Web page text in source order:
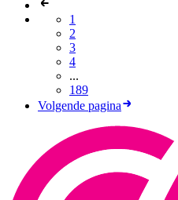
1
2
3
4
...
189
Volgende pagina